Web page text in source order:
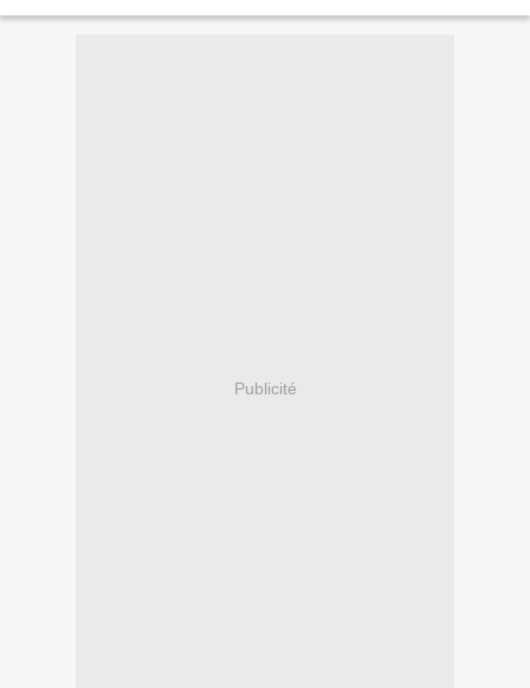
Publicité